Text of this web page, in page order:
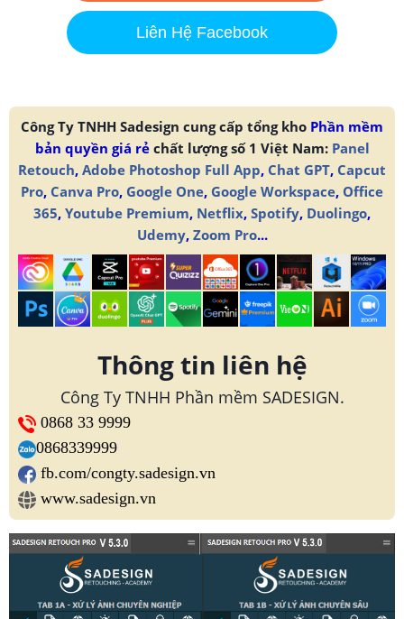
Liên Hệ Facebook
Công Ty TNHH Sadesign cung cấp tổng kho Phần mềm
bản quyền giá rẻchất lượng số 1 Việt Nam: Panel
Retouch, Adobe Photoshop Full App, Chat GPT, Capcut
Pro, Canva Pro, Google One, Google Workspace, Office
365, Youtube Premium, Netflix, Spotify, Duolingo,
Udemy, Zoom Pro...
Thông tin liên hệ
Công Ty TNHH Phần mềm SADESIGN.
0868 33 9999
0868339999
fb.com/congty.sadesign.vn
www.sadesign.vn